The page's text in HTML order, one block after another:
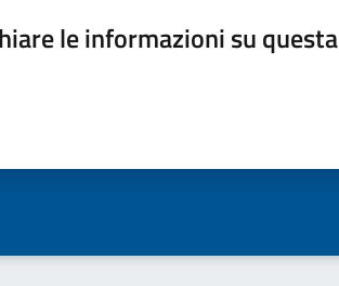
le informazioni su questa